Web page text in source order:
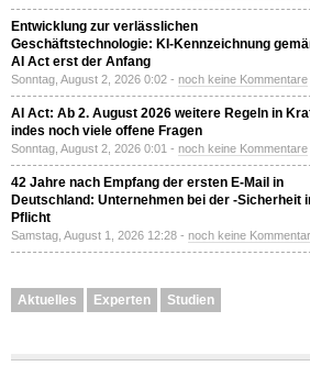
Entwicklung zur verlässlichen
Geschäftstechnologie: KI-Kennzeichnung
AI Act erst der Anfang
Sonntag, August 2, 2026 0:02 - noch keine Kommentare
AI Act: Ab 2. August 2026 weitere Regeln in
indes noch viele offene Fragen
Sonntag, August 2, 2026 0:01 - noch keine Kommentare
42 Jahre nach Empfang der ersten E-Mail in
Deutschland: Unternehmen bei der -Sicherheit
Pflicht
Samstag, August 1, 2026 12:28 - noch keine
Aktuelles Experten Studien